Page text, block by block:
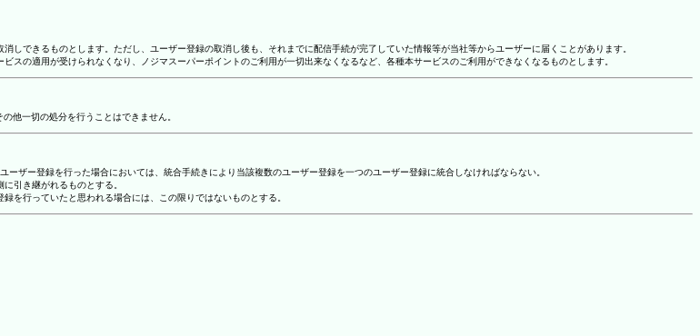
できるものとします。ただし、ユーザー登録の取消し後も、それまでに配信手続が完了していた情報等が当社等からユーザーに届くことがあります。
の適用が受けられなくなり、ノジマスーパーポイントのご利用が一切出来なくなるなど、各種本サービスのご利用ができなくなるものとします。
他一切の処分を行うことはできません。
ザー登録を行った場合においては、統合手続きにより当該複数のユーザー登録を一つのユーザー登録に統合しなければならない。
引き継がれるものとする。
を行っていたと思われる場合には、この限りではないものとする。